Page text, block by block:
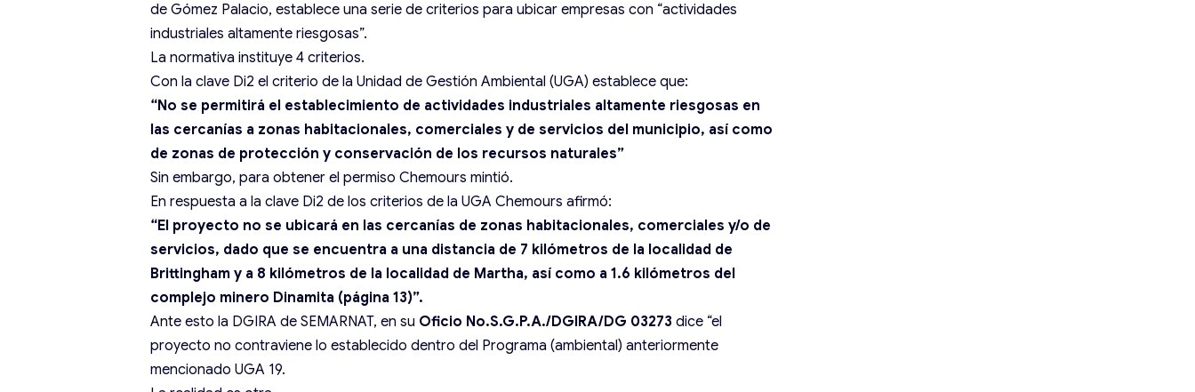
de Gómez Palacio, establece una serie de criterios para ubicar empresas con “actividades
industriales altamente riesgosas”.
La normativa instituye 4 criterios.
Con la clave Di2 el criterio de la Unidad de Gestión Ambiental (UGA) establece que:
“No se permitirá el establecimiento de actividades industriales altamente riesgosas en
las cercanías a zonas habitacionales, comerciales y de servicios del municipio, así como
de zonas de protección y conservación de los recursos naturales”
Sin embargo, para obtener el permiso Chemours mintió.
En respuesta a la clave Di2 de los criterios de la UGA Chemours afirmó:
“El proyecto no se ubicará en las cercanías de zonas habitacionales, comerciales y/o de
servicios, dado que se encuentra a una distancia de 7 kilómetros de la localidad de
Brittingham y a 8 kilómetros de la localidad de Martha, así como a 1.6 kilómetros del
complejo minero Dinamita (página 13)”.
Ante esto la DGIRA de SEMARNAT, en su Oficio No.S.G.P.A./DGIRA/DG 03273 dice “el
proyecto no contraviene lo establecido dentro del Programa (ambiental) anteriormente
mencionado UGA 19.